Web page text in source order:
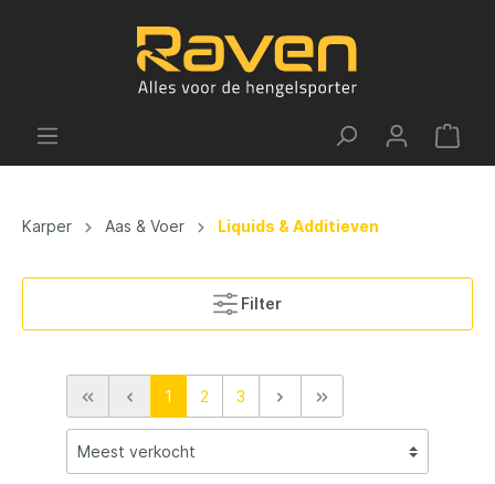
Karper Aas & Voer Liquids & Additieven
Filter
1 2 3